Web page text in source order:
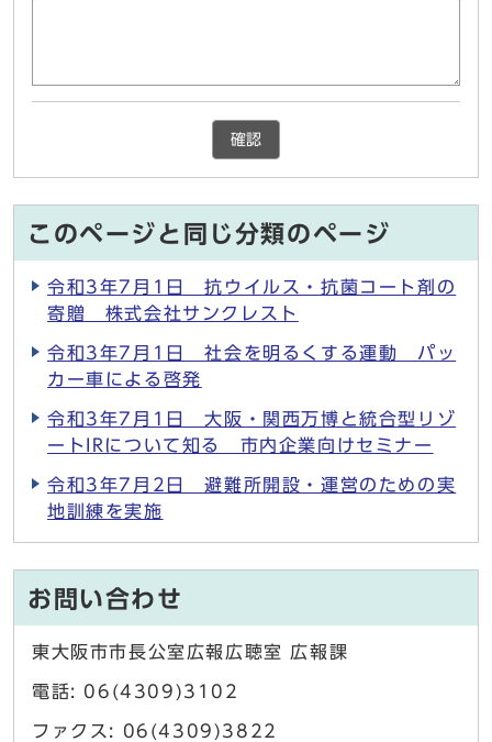
確認
このページと同じ分類のページ
令和3年7月1日 抗ウイルス・抗菌コート剤の
寄贈 株式会社サンクレスト
令和3年7月1日 社会を明るくする運動 パッ
カー車による啓発
令和3年7月1日 大阪・関西万博と統合型リゾ
ートIRについて知る 市内企業向けセミナー
令和3年7月2日 避難所開設・運営のための実
地訓練を実施
お問い合わせ
東大阪市市長公室広報広聴室 広報課
電話: 06(4309)3102
ファクス: 06(4309)3822